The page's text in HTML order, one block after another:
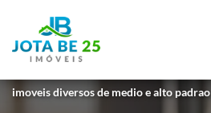
imoveis diversos de medio e alto padrao